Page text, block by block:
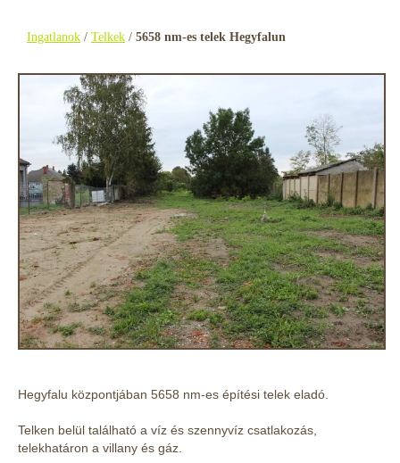
Ingatlanok / Telkek / 5658 nm-es telek Hegyfalun
Hegyfalu központjában 5658 nm-es építési telek eladó.
Telken belül található a víz és szennyvíz csatlakozás,
telekhatáron a villany és gáz.